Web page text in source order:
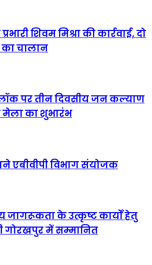
शिवम मिश्रा की कार्रवाई, दो
का चालान
पर तीन दिवसीय जन कल्याण
मेला का शुभारंभ
एबीवीपी विभाग संयोजक
जागरूकता के उत्कृष्ट कार्यों हेतु
गोरखपुर में सम्मानित